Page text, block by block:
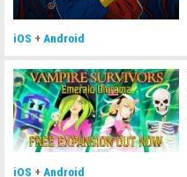
iOS +Android
iOS + Android